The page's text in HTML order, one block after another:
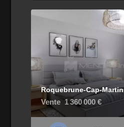
Roquebrune-Cap-Martin
Vente 1 360 000 €